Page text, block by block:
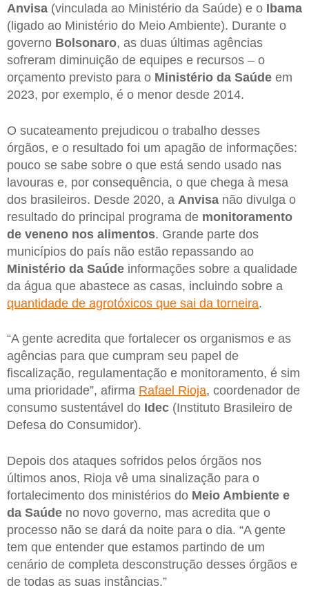
Anvisa (vinculada ao Ministério da Saúde) e o Ibama
(ligado ao Ministério do Meio Ambiente). Durante o
governo Bolsonaro, as duas últimas agências
sofreram diminuição de equipes e recursos – o
orçamento previsto para o Ministério da Saúde em
2023, por exemplo, é o menor desde 2014.
O sucateamento prejudicou o trabalho desses
órgãos, e o resultado foi um apagão de informações:
pouco se sabe sobre o que está sendo usado nas
lavouras e, por consequência, o que chega à mesa
dos brasileiros. Desde 2020, a Anvisa não divulga o
resultado do principal programa de monitoramento
de veneno nos alimentos. Grande parte dos
municípios do país não estão repassando ao
Ministério da Saúde informações sobre a qualidade
da água que abastece as casas, incluindo sobre a
quantidade de agrotóxicos que sai da torneira.
“A gente acredita que fortalecer os organismos e as
agências para que cumpram seu papel de
fiscalização, regulamentação e monitoramento, é sim
uma prioridade”, afirma Rafael Rioja, coordenador de
consumo sustentável do Idec (Instituto Brasileiro de
Defesa do Consumidor).
Depois dos ataques sofridos pelos órgãos nos
últimos anos, Rioja vê uma sinalização para o
fortalecimento dos ministérios do Meio Ambiente e
da Saúde no novo governo, mas acredita que o
processo não se dará da noite para o dia. “A gente
tem que entender que estamos partindo de um
cenário de completa desconstrução desses órgãos e
de todas as suas instâncias.”